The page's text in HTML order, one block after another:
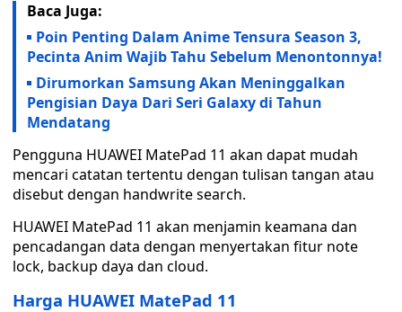
Baca Juga:
Poin Penting Dalam Anime Tensura Season 3,
Pecinta Anim Wajib Tahu Sebelum Menontonnya!
Dirumorkan Samsung Akan Meninggalkan
Pengisian Daya Dari Seri Galaxy di Tahun
Mendatang
Pengguna HUAWEI MatePad 11 akan dapat mudah
mencari catatan tertentu dengan tulisan tangan atau
disebut dengan handwrite search.
HUAWEI MatePad 11 akan menjamin keamana dan
pencadangan data dengan menyertakan fitur note
lock, backup daya dan cloud.
Harga HUAWEI MatePad 11